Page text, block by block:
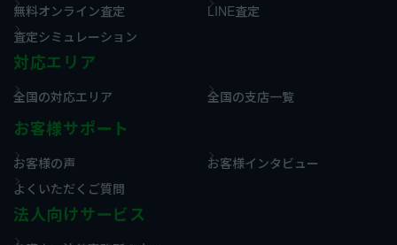
無料オンライン査定
LINE査定
査定シミュレーション
対応エリア
全国の対応エリア 全国の支店一覧
お客様サポート
お客様の声
お客様インタビュー
よくいただくご質問
法人向けサービス